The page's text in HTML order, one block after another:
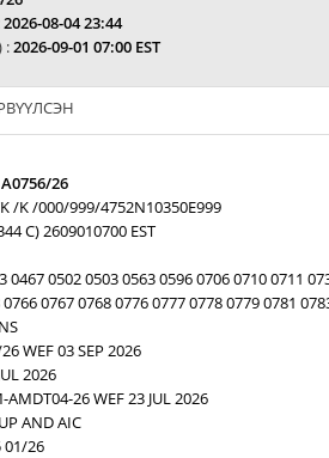
2026-08-04 23:44
:2026-09-01 07:00 EST
26
/K /000/999/4752N10350E999
C) 2609010700 EST
0467 0502 0503 0563 0596 0706 0710 0711
0767 0768 0776 0777 0778 0779 0781
WEF 03 SEP 2026
2026
AMDT04-26 WEF 23 JUL 2026
AND AIC
01/26